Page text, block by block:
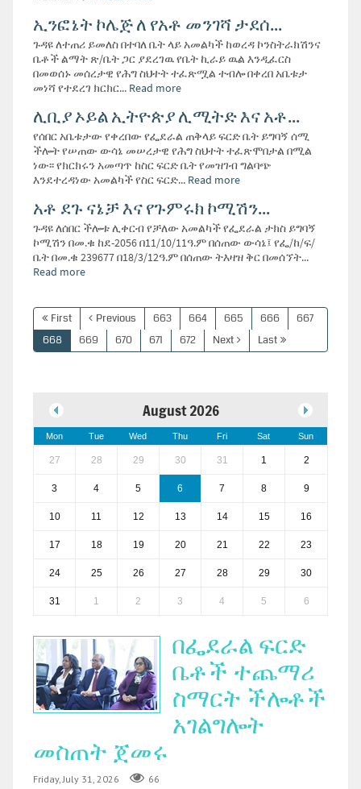
ኢንፎኔት ኮሌጅ ለ የአቶ መንገሻ ታደሰ...
ጉዳዩ ለተጠሪ ይመለስ በተባለ ቤት ላይ አመልካች ከወረዳ ኮንስትራክሽንና
ቤቶች ልማት ጽ/ቤት ጋር ያደረገዉ የቤት ኪራይ ዉል እንዲፈርስ
በመወሰኑ መሰረታዊ የሕግ ስህተት ተፈጽሟል ተብሎ በቀረበ አቤቱታ
መነሻ የተደረገ ክርክር... Read more
ሊቢያ ኦይል ኢትዮጵያ ሊሚትድ እና አቶ...
የሰበር አቤቱታው የቀረበው የፌደራል ጠቅላይ ፍርድ ቤት ይግባኝ ሰሚ
ችሎት የሠጠው ውሳኔ መሠረታዊ የሕግ ስህተት ተፈጽሞበታል በሚል
ነው፡፡ የክርክሩን አመጣጥ ከስር ፍርድ ቤት የመዝገብ ግልባጭ
እንደተረዳነው አመልካች የስር ፍርድ... Read more
አቶ ደጉ ናኔቻ እና የጉምሩክ ኮሚሽን...
ጉዳዩ ለሰበር ችሎቱ ሊቀርብ የቻለው አመልካች የፌደራል ታክስ ይግባኝ
ኮሚሽን በመ.ቁ ከደ-2056 በ11/10/11ዓ.ም በሰጠው ውሳኔ፤ የፌ/ከ/ፍ/
ቤት በመ.ቁ 239677 በ18/3/12ዓ.ም በሰጠው ትእዛዝ ቅር በመሰኘት...
Read more
First Previous 663 664 665 666
667
668
669 670 671 672 Next Last
August 2026
Mon Tue Wed Thu Fri Sat Sun
27 28 29 30 31 1 2
3 4 5 6 7 8 9
10 11 12 13 14 15 16
17 18 19 20 21 22 23
24 25 26 27 28 29 30
31 1 2 3 4 5 6
በፌደራል ፍርድ
ቤቶች ተጨማሪ
ስማርት ችሎቶች
አገልግሎት
መስጠት ጀመሩ
Friday, July 31, 2026 66